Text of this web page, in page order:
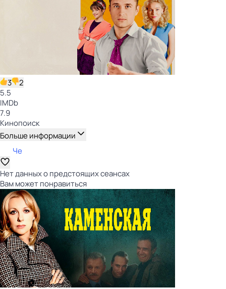
3
2
5.5
IMDb
7.9
Кинопоиск
Больше информации
Че
Нет данных о предстоящих сеансах
Вам может понравиться